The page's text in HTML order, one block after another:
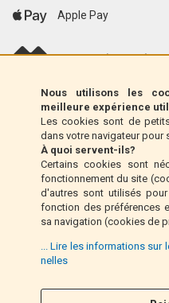
Nous utilisons les
meilleure expérience
Les cookies sont de
dans votre navigateur
À quoi servent-ils?
Certains cookies sont
fonctionnement du site
d'autres sont utilisés
fonction des préférences
sa navigation (cookies de
... Lire les informations sur
nelles
Apple Pay
scalapay (EU only)
Klarna (UE
Mandat postal (Italie
Paiement à la